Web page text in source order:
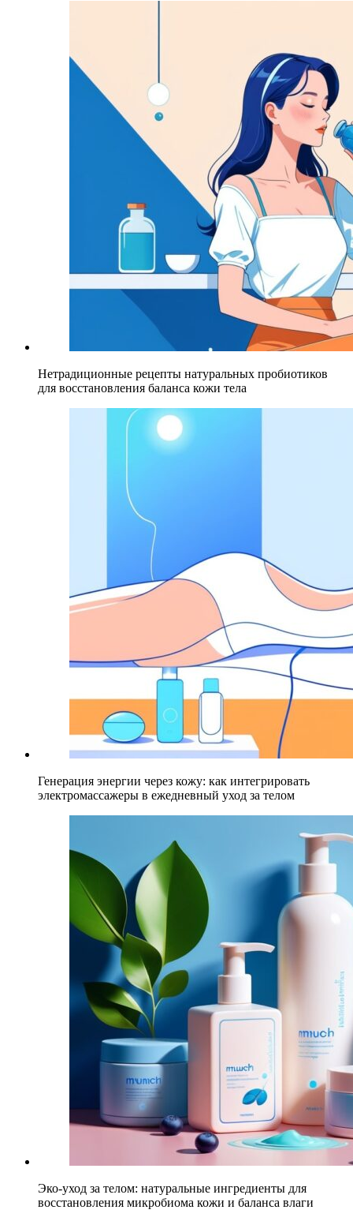
Нетрадиционные рецепты натуральных пробиотиков
для восстановления баланса кожи тела
Генерация энергии через кожу: как интегрировать
электромассажеры в ежедневный уход за телом
Эко-уход за телом: натуральные ингредиенты для
восстановления микробиома кожи и баланса влаги